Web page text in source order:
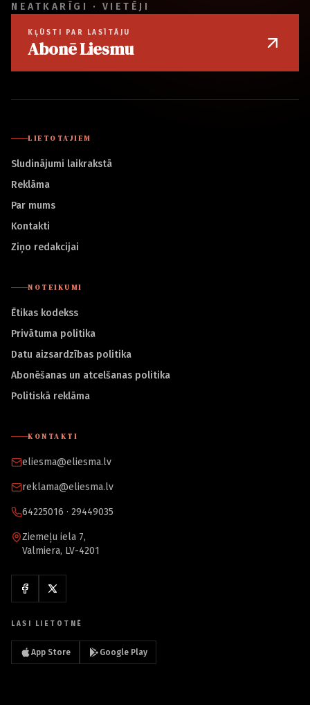
NEATKARĪGI · VIETĒJI
KĻŪSTI PAR LASĪTĀJU
Abonē Liesmu
LIETOTĀJIEM
Sludinājumi laikrakstā
Reklāma
Par mums
Kontakti
Ziņo redakcijai
NOTEIKUMI
Ētikas kodekss
Privātuma politika
Datu aizsardzības politika
Abonēšanas un atcelšanas politika
Politiskā reklāma
KONTAKTI
eliesma@eliesma.lv
reklama@eliesma.lv
64225016 · 29449035
Ziemeļu iela 7,
Valmiera, LV-4201
LASI LIETOTNĒ
App Store Google Play